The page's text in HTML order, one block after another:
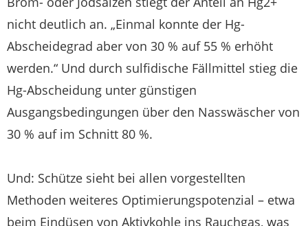
nicht deutlich an. „Einmal konnte der Hg-
Abscheidegrad aber von 30 % auf 55 % erhöht
werden.“ Und durch sulfidische Fällmittel stieg die
Hg-Abscheidung unter günstigen
Ausgangsbedingungen über den Nasswäscher von
30 % auf im Schnitt 80 %.
Und: Schütze sieht bei allen vorgestellten
Methoden weiteres Optimierungspotenzial – etwa
beim Eindüsen von Aktivkohle ins Rauchgas, was